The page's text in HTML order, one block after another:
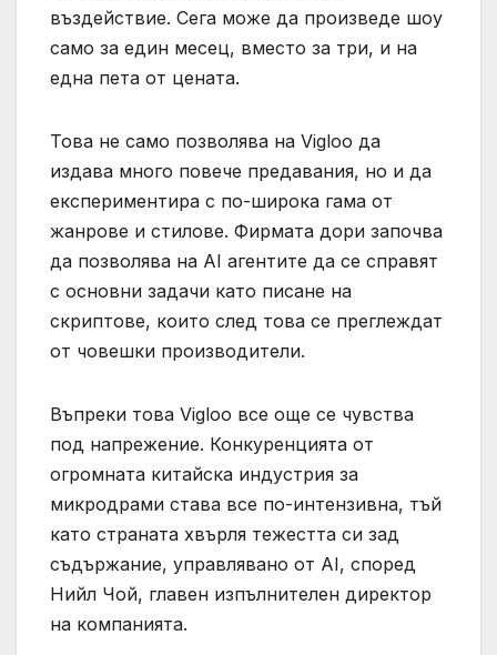
въздействие. Сега може да произведе шоу
само за един месец, вместо за три, и на
една пета от цената.
Това не само позволява на Vigloo да
издава много повече предавания, но и да
експериментира с по-широка гама от
жанрове и стилове. Фирмата дори започва
да позволява на AI агентите да се справят
с основни задачи като писане на
скриптове, които след това се преглеждат
от човешки производители.
Въпреки това Vigloo все още се чувства
под напрежение. Конкуренцията от
огромната китайска индустрия за
микродрами става все по-интензивна, тъй
като страната хвърля тежестта си зад
съдържание, управлявано от AI, според
Нийл Чой, главен изпълнителен директор
на компанията.